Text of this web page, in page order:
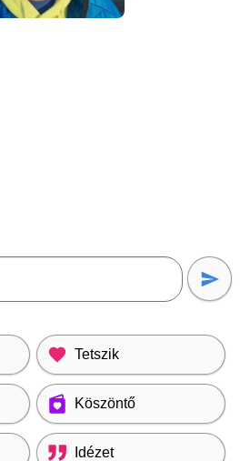
Tetszik
Köszöntő
Idézet